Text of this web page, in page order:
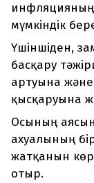
мүмкіндік
Үшіншіден,
басқару
артуына
қысқаруына
Осының
ахуалының
жатқанын
отыр.